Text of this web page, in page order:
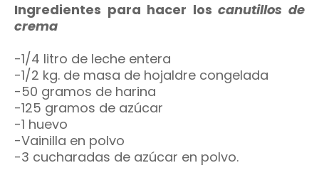
Ingredientes para hacer loscanutillos de
crema
-1/4 litro de leche entera
-1/2 kg. de masa de hojaldre congelada
-50 gramos de harina
-125 gramos de azúcar
-1 huevo
-Vainilla en polvo
-3 cucharadas de azúcar en polvo.